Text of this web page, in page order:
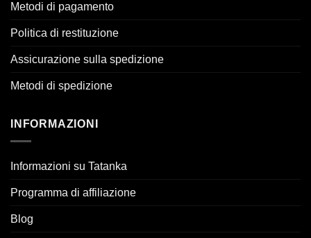
Metodi di pagamento
Politica di restituzione
Assicurazione sulla spedizione
Metodi di spedizione
INFORMAZIONI
Informazioni su Tatanka
Programma di affiliazione
Blog